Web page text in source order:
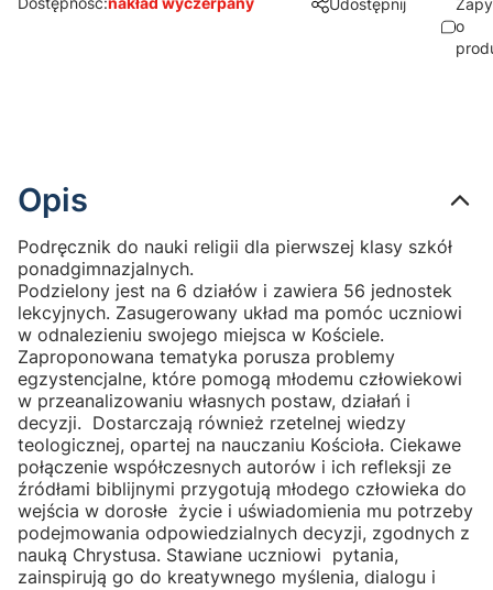
o
Opis
Podręcznik do nauki religii dla pierwszej klasy szkół
ponadgimnazjalnych.
Podzielony jest na 6 działów i zawiera 56 jednostek
lekcyjnych. Zasugerowany układ ma pomóc uczniowi
w odnalezieniu swojego miejsca w Kościele.
Zaproponowana tematyka porusza problemy
egzystencjalne, które pomogą młodemu człowiekowi
w przeanalizowaniu własnych postaw, działań i
decyzji. Dostarczają również rzetelnej wiedzy
teologicznej, opartej na nauczaniu Kościoła. Ciekawe
połączenie współczesnych autorów i ich refleksji ze
źródłami biblijnymi przygotują młodego człowieka do
wejścia w dorosłe życie i uświadomienia mu potrzeby
podejmowania odpowiedzialnych decyzji, zgodnych z
nauką Chrystusa. Stawiane uczniowi pytania,
zainspirują go do kreatywnego myślenia, dialogu i